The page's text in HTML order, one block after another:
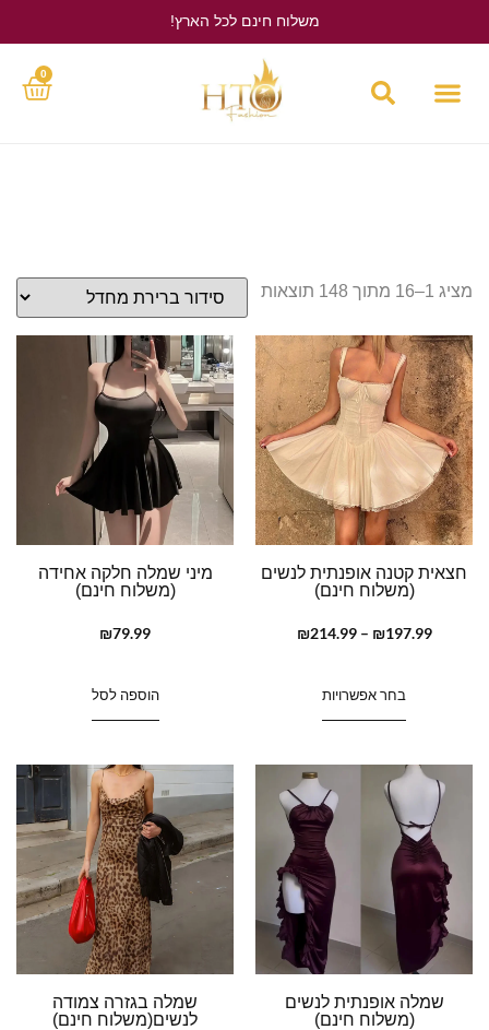
משלוח חינם לכל הארץ!
0
מציג 1–16 מתוך 148 תוצאות
חצאית קטנה אופנתית לנשים
(משלוח חינם)
₪197.99
–
₪214.99
בחר אפשרויות
מיני שמלה חלקה אחידה
(משלוח חינם)
₪79.99
הוספה לסל
שמלה אופנתית לנשים
(משלוח חינם)
שמלה בגזרה צמודה
לנשים(משלוח חינם)